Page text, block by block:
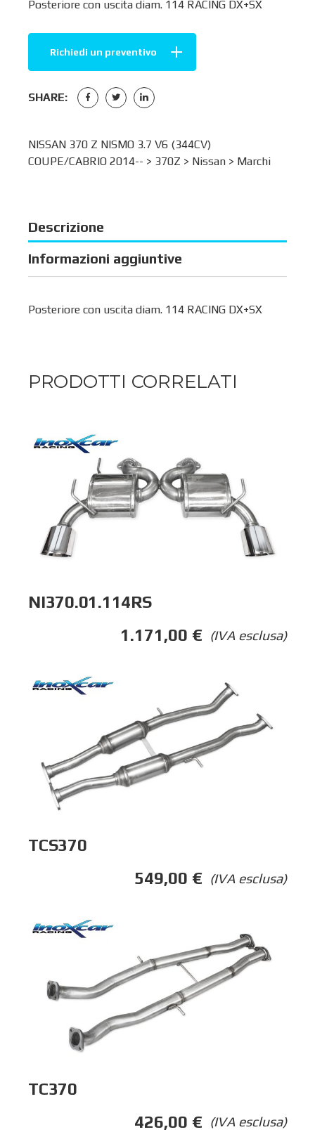
Posteriore con uscita diam. 114 RACING DX+SX
Richiedi un preventivo
SHARE:
NISSAN 370 Z NISMO 3.7 V6 (344CV)
COUPE/CABRIO 2014-- > 370Z > Nissan > Marchi
Descrizione
Informazioni aggiuntive
Posteriore con uscita diam. 114 RACING DX+SX
PRODOTTI CORRELATI
NI370.01.114RS
(IVA esclusa)
1.171,00 €
TCS370
(IVA esclusa)
549,00 €
TC370
(IVA esclusa)
426,00 €